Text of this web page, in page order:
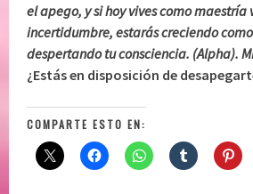
el apego, y si hoy vives como maestría
incertidumbre, estarás creciendo
despertando tu consciencia. (Alpha).
¿Estás en disposición de
COMPARTE ESTO EN: